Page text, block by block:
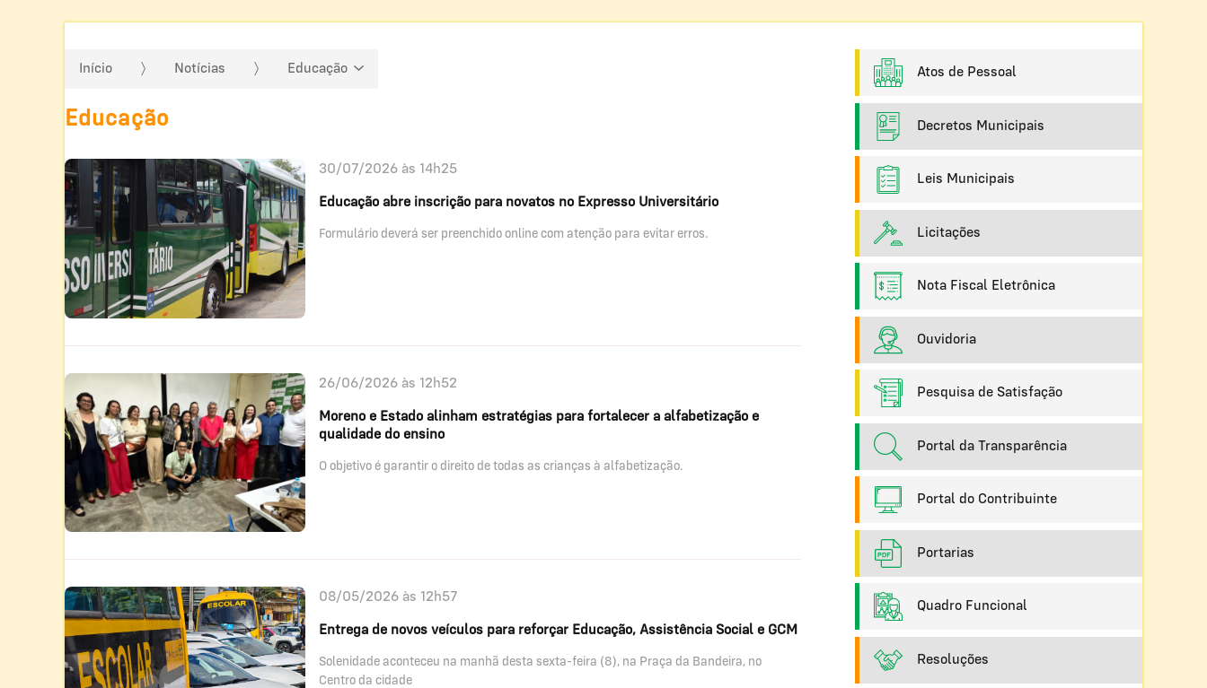
Início Notícias Educação
Educação
30/07/2026 às 14h25
Educação abre inscrição para novatos no Expresso Universitário
Formulário deverá ser preenchido online com atenção para evitar erros.
26/06/2026 às 12h52
Moreno e Estado alinham estratégias para fortalecer a alfabetização e
qualidade do ensino
O objetivo é garantir o direito de todas as crianças à alfabetização.
08/05/2026 às 12h57
Entrega de novos veículos para reforçar Educação, Assistência Social e GCM
Solenidade aconteceu na manhã desta sexta-feira (8), na Praça da Bandeira, no
Centro da cidade
Atos de Pessoal
Decretos Municipais
Leis Municipais
Licitações
Nota Fiscal Eletrônica
Ouvidoria
Pesquisa de Satisfação
Portal da Transparência
Portal do Contribuinte
Portarias
Quadro Funcional
Resoluções